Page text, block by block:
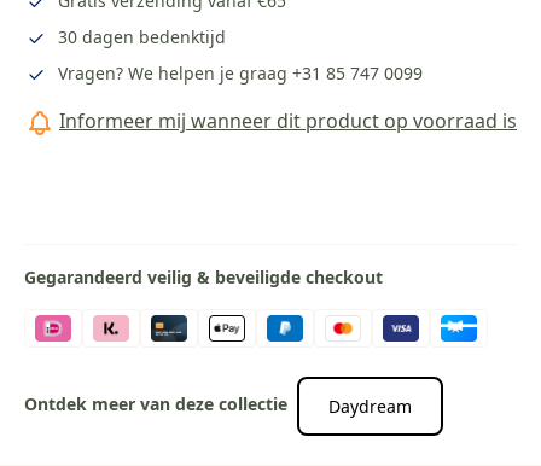
30 dagen bedenktijd
Vragen? We helpen je graag +31 85 747 0099
Informeer mij wanneer dit product op voorraad is
Gegarandeerd veilig & beveiligde checkout
Ontdek meer van deze collectie Daydream